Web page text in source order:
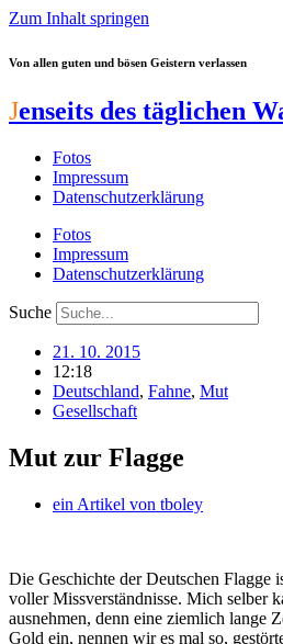
Zum Inhalt springen
Von allen guten und bösen Geistern verlassen
Jenseits des täglichen
Fotos
Impressum
Datenschutzerklärung
Fotos
Impressum
Datenschutzerklärung
Suche
21. 10. 2015
12:18
Deutschland, Fahne, Mut
Gesellschaft
Mut zur Flagge
ein Artikel von tboley
Die Geschichte der Deutschen Flagge
voller Missverständnisse. Mich selber
ausnehmen, denn eine ziemlich lange
Gold ein, nennen wir es mal so,